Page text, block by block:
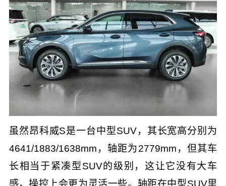
虽然昂科威S是一台中型SUV，其长宽高分别为
4641/1883/1638mm，轴距为2779mm，但其车
长相当于紧凑型SUV的级别，这让它没有大车
感，操控上会更为灵活一些。轴距在中型SUV里